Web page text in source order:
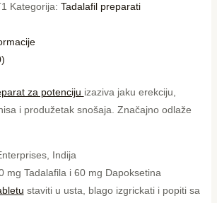
Kategorija: Tadalafil preparati
za potenciju izaziva jaku erekciju,
i produžetak snošaja. Značajno odlaže
Indija
mg Tadalafila i 60 mg Dapoksetina
staviti u usta, blago izgrickati i popiti sa